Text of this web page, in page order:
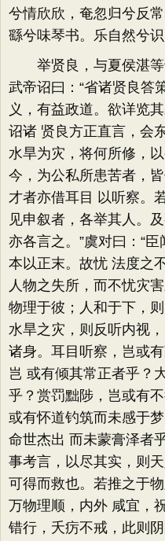
兮情欣欣，奄忽归兮反
繇兮味琴书。乐自然兮
举贤良，与夏侯湛等
武帝诏曰：“省诸贤良答
义，有益政道。欲详览
诏诸 贤良方正直言，会
水旱为灾，将何所修，
今，为公私所患苦者，
才者亦借耳目 以听察。
见申叙者，各举其人。
亦各言之。”虞对曰：“
本以正末。故忧 法度之
人物之失所，而不忧灾
物理于彼；人和于下，
水旱之灾，则反听内视
诸身。耳目听察，岂或
岂 或有倾其常正者乎？
乎？赏罚黜陟，岂或有
或有怀道钓筑而未感于
命世杰出 而未蒙膏泽者
事考言，以尽其实，则
可得而救也。若推之于
万物理顺，内外 咸宜，
错行，夭疠不戒，此则